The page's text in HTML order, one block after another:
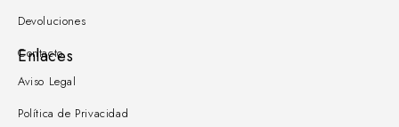
Devoluciones
Contacto
Enlaces
Aviso Legal
Política de Privacidad